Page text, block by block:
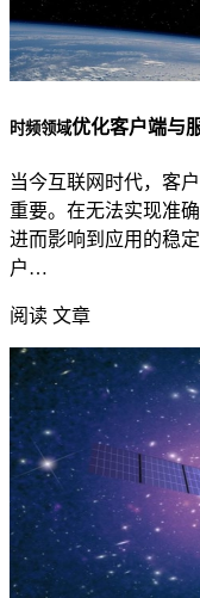
时频领域优化客户端与
当今互联网时代，客
重要。在无法实现准
进而影响到应用的稳
户…
阅读 文章